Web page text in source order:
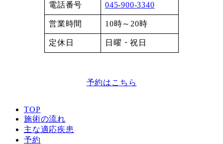
電話番号 045-900-3340
営業時間 10時～20時
定休日 日曜・祝日
予約はこちら
TOP
施術の流れ
主な適応疾患
予約